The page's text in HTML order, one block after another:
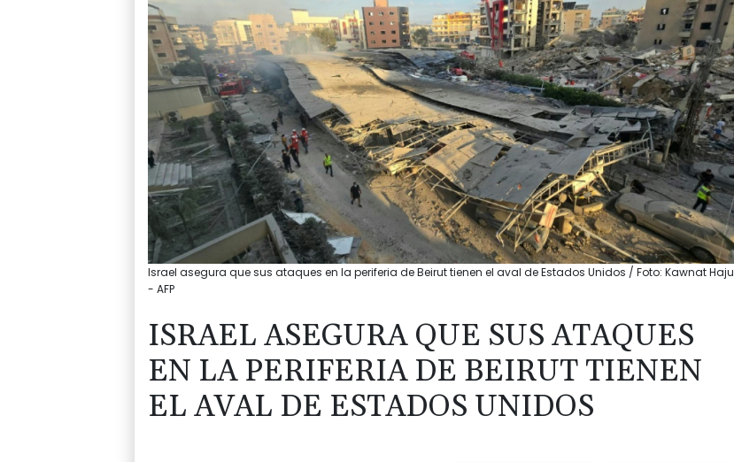
Israel asegura que sus ataques en la periferia de Beirut tienen el aval de Estados Unidos / Foto: Kawnat Haju
- AFP
ISRAEL ASEGURA QUE SUS ATAQUES
EN LA PERIFERIA DE BEIRUT TIENEN
EL AVAL DE ESTADOS UNIDOS